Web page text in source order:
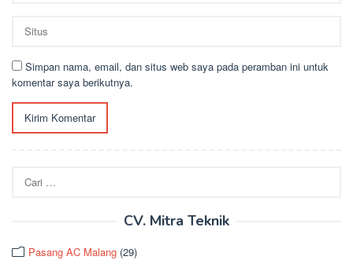
Simpan nama, email, dan situs web saya pada peramban ini untuk
komentar saya berikutnya.
untuk:
CV. Mitra Teknik
Pasang AC Malang (29)